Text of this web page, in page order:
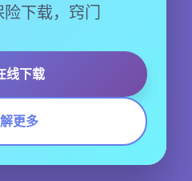
下载，窍门
线下载
更多